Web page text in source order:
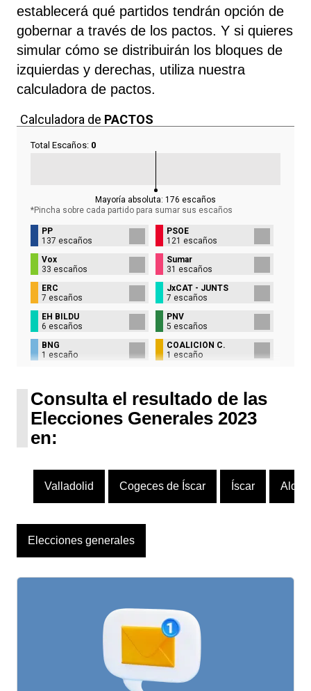
establecerá qué partidos tendrán opción de
gobernar a través de los pactos. Y si quieres
simular cómo se distribuirán los bloques de
izquierdas y derechas, utiliza nuestra
calculadora de pactos.
Calculadora de PACTOS
Total Escaños: 0
Mayoría absoluta: 176 escaños
*Pincha sobre cada partido para sumar sus escaños
PP
137 escaños
PSOE
121 escaños
Vox
33 escaños
Sumar
31 escaños
ERC
7 escaños
JxCAT - JUNTS
7 escaños
EH BILDU
6 escaños
PNV
5 escaños
BNG
1 escaño
COALICIÓN C.
1 escaño
Consulta el resultado de las
Elecciones Generales 2023
en:
Valladolid Cogeces de Íscar Íscar
Elecciones generales